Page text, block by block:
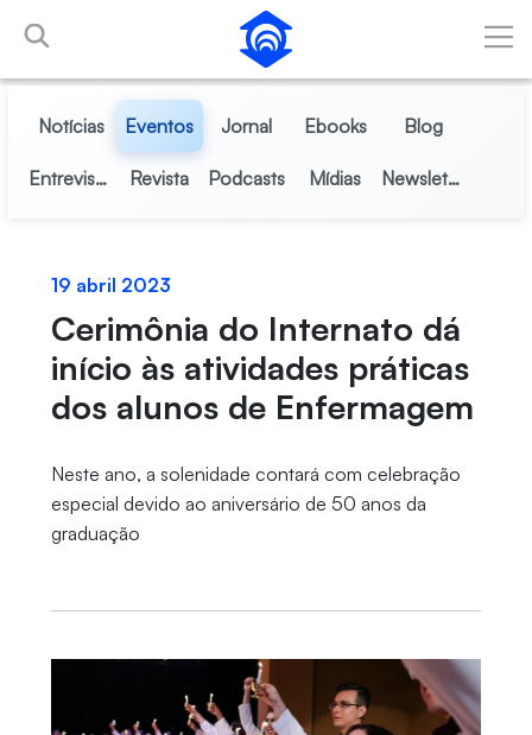
Pular para o Conteúdo principal
Notícias Eventos Jornal Ebooks Blog
Entrevistas Revista Podcasts Mídias Newsletter
19 abril 2023
Cerimônia do Internato dá
início às atividades práticas
dos alunos de Enfermagem
Neste ano, a solenidade contará com celebração
especial devido ao aniversário de 50 anos da
graduação